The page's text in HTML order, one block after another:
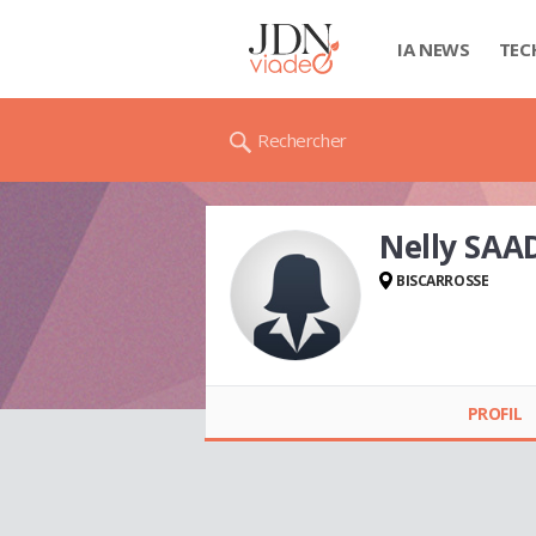
IA NEWS
Rechercher
Nelly
BISCARROSSE
PROFIL